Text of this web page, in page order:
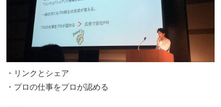
・リンクとシェア
・プロの仕事をプロが認める